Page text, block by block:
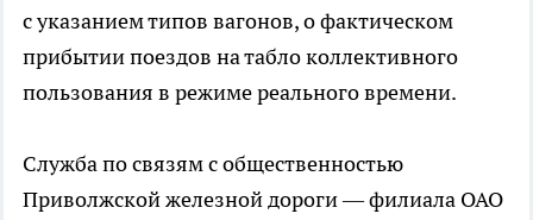
с указанием типов вагонов, о фактическом
прибытии поездов на табло коллективного
пользования в режиме реального времени.
Служба по связям с общественностью
Приволжской железной дороги — филиала ОАО